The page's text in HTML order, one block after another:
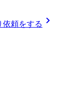
依頼をする chevron_right